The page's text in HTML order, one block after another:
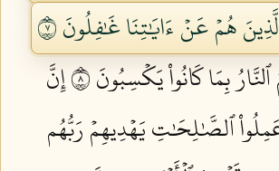
هُمۡ عَنۡ ءَايَٰتِنَا غَٰفِلُونَ ٧
بِمَا كَانُواْ يَكۡسِبُونَ ٨
إِنَّ
ٱلصَّٰلِحَٰتِ يَهۡدِيهِمۡ رَبُّهُم